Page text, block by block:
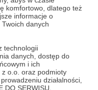
komfortowo, dlatego też
informacje o
danych
technologii
danych, dostęp do
i ich
o.o. oraz podmioty
działalności,
DO SERWISU.
budowie,
Sprawdzamy
zajmujemy się też
na dobre i złe
fake newsów,
palca i